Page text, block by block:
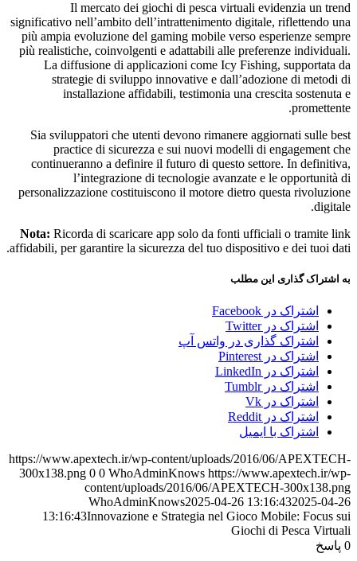
Il mercato dei giochi di pesca virtuali evidenzia un trend
significativo nell’ambito dell’intrattenimento digitale, riflettendo una
più ampia evoluzione del gaming mobile verso esperienze sempre
più realistiche, coinvolgenti e adattabili alle preferenze individuali.
La diffusione di applicazioni come Icy Fishing, supportata da
strategie di sviluppo innovative e dall’adozione di metodi di
installazione affidabili, testimonia una crescita sostenuta e
promettente.
Sia sviluppatori che utenti devono rimanere aggiornati sulle best
practice di sicurezza e sui nuovi modelli di engagement che
continueranno a definire il futuro di questo settore. In definitiva,
l’integrazione di tecnologie avanzate e le opportunità di
personalizzazione costituiscono il motore dietro questa rivoluzione
digitale.
Nota: Ricorda di scaricare app solo da fonti ufficiali o tramite link
affidabili, per garantire la sicurezza del tuo dispositivo e dei tuoi dati.
به اشتراک گذاری این مطلب
اشتراک در Facebook
اشتراک در Twitter
اشتراک گذاری در واتس آپ
اشتراک در Pinterest
اشتراک در LinkedIn
اشتراک در Tumblr
اشتراک در Vk
اشتراک در Reddit
اشتراک با ایمیل
https://www.apextech.ir/wp-content/uploads/2016/06/APEXTECH-
300x138.png 0 0 WhoAdminKnows https://www.apextech.ir/wp-
content/uploads/2016/06/APEXTECH-300x138.png
WhoAdminKnows2025-04-26 13:16:432025-04-26
13:16:43Innovazione e Strategia nel Gioco Mobile: Focus sui
Giochi di Pesca Virtuali
0 پاسخ